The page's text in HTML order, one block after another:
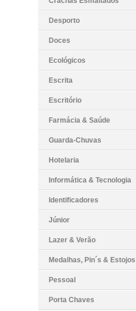
Desporto
Doces
Ecológicos
Escrita
Escritório
Farmácia & Saúde
Guarda-Chuvas
Hotelaria
Informática & Tecnologia
Identificadores
Júnior
Lazer & Verão
Medalhas, Pin´s & Estojos
Pessoal
Porta Chaves